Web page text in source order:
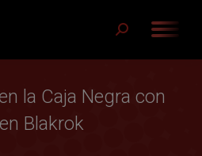
Buscar:
la Caja Negra con
Blakrok